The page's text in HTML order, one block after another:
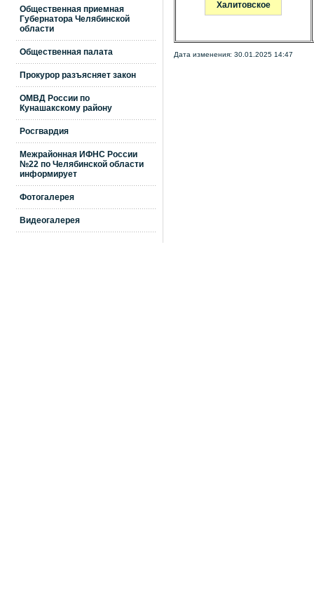
Общественная приемная
Губернатора Челябинской
области
Общественная палата
Прокурор разъясняет закон
ОМВД России по
Кунашакскому району
Росгвардия
Межрайонная ИФНС России
№22 по Челябинской области
информирует
Фотогалерея
Видеогалерея
Халитовское
Дата изменения: 30.01.2025 14:47